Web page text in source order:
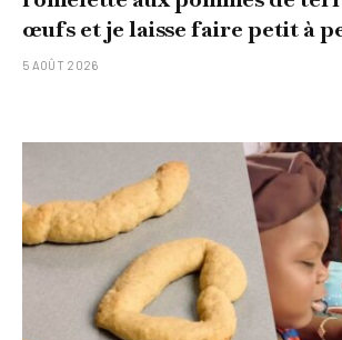
œufs et je laisse faire petit à
5 AOÛT 2026